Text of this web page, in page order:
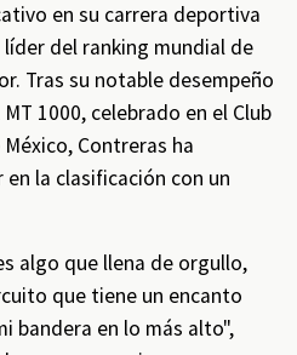
en su carrera deportiva
del ranking mundial de
Tras su notable desempeño
1000, celebrado en el Club
Contreras ha
la clasificación con un
algo que llena de orgullo,
que tiene un encanto
bandera en lo más alto",